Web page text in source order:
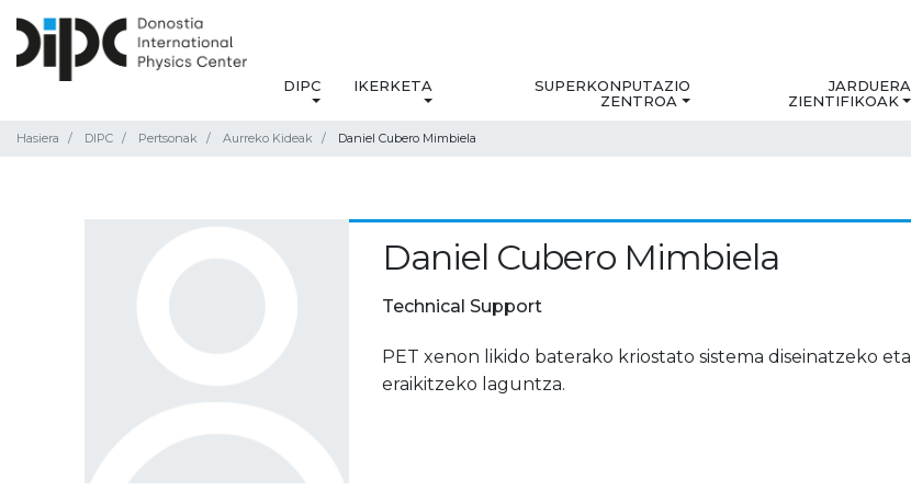
DIPC IKERKETA
SUPERKONPUTAZIO
ZENTROA
JARDUERA
ZIENTIFIKOAK
Hasiera DIPC Pertsonak Aurreko Kideak Daniel Cubero Mimbiela
Daniel Cubero Mimbiela
Technical Support
PET xenon likido baterako kriostato sistema diseinatzeko eta
eraikitzeko laguntza.